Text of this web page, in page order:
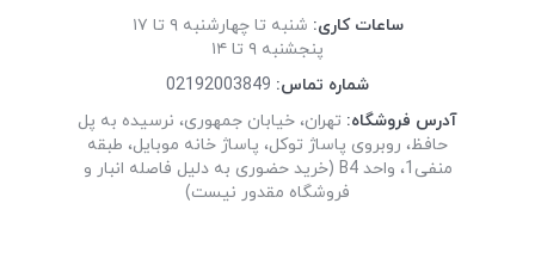
ساعات کاری: شنبه تا چهارشنبه ۹ تا ۱۷
پنجشنبه ۹ تا ۱۴
شماره تماس: 02192003849
آدرس فروشگاه: تهران، خیابان جمهوری، نرسیده به پل
حافظ، روبروی پاساژ توکل، پاساژ خانه موبایل، طبقه
منفی1، واحد B4 (خرید حضوری به دلیل فاصله انبار و
فروشگاه مقدور نیست)